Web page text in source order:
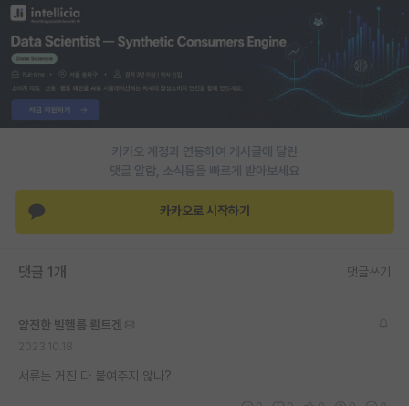
임용 후기 게시판
PI 전용 게시판
인문사회 계열 게시판
특수/전문대학원 게시판
반도체/AI 게시판
장학금/장학생 게시판
홍보 게시판
커리어
카카오 계정과 연동하여 게시글에 달린
댓글 알람, 소식등을 빠르게 받아보세요
카카오로 시작하기
댓글 1개 댓글쓰기
얌전한 빌헬름 뢴트겐
서류는 거진 다 붙여주지 않나?